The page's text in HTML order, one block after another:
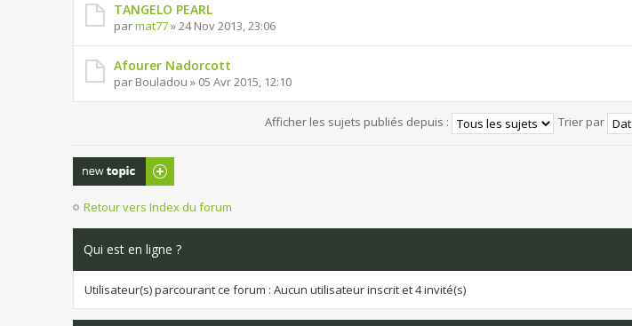
TANGELO PEARL
parmat77» 24 Nov 2013, 23:06
Afourer Nadorcott
par Bouladou » 05 Avr 2015, 12:10
Afficher les sujets publiés depuis : Trier par
Publier un
nouveau sujet
Retour vers Index du forum
Qui est en ligne ?
Utilisateur(s) parcourant ce forum : Aucun utilisateur inscrit et 4 invité(s)